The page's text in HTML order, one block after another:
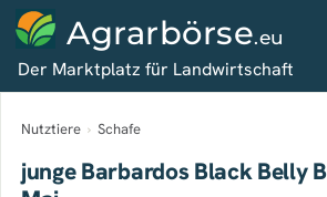
Agrarbörse.eu
Der Marktplatz für Landwirtschaft
Nutztiere › Schafe
junge Barbardos Black Belly